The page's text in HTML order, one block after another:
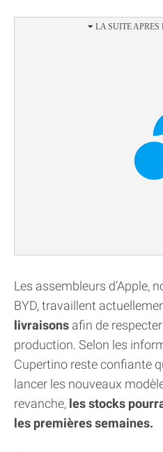
Les assembleurs d’Apple,
BYD, travaillent
livraisons afin de
production. Selon les
Cupertino reste confiante
lancer les nouveaux
revanche, les stocks
les premières semaines.